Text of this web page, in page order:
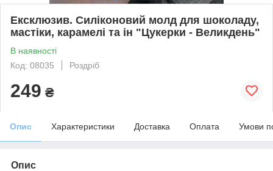
Ексклюзив. Силіконовий молд для шоколаду,
мастіки, карамелі та ін "Цукерки - Великдень"
В наявності
Код: 08035
Роздріб
249 ₴
Опис Характеристики Доставка Оплата Умови
Опис